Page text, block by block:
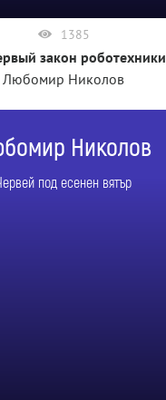
1385
закон роботехники
Любомир Николов
Николов
под есенен вятър